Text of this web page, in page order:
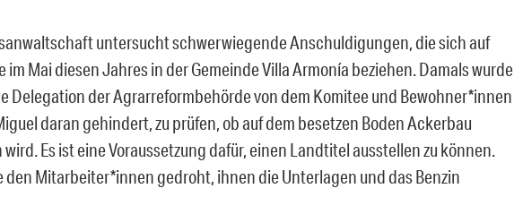
untersucht schwerwiegende Anschuldigungen, die sich auf
im Mai diesen Jahres in der Gemeinde Villa Armonía beziehen. Damals wurde
Delegation der Agrarreformbehörde von dem Komitee und Bewohner*innen
daran gehindert, zu prüfen, ob auf dem besetzen Boden Ackerbau
Es ist eine Voraussetzung dafür, einen Landtitel ausstellen zu können.
den Mitarbeiter*innen gedroht, ihnen die Unterlagen und das Benzin